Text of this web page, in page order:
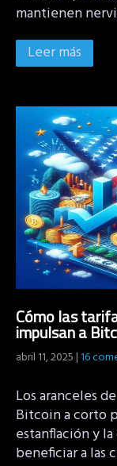
mantienen
Leer más
Cómo las
impulsan a
abril 11, 2025|16
Los aranceles
Bitcoin a corto
estanflación y
beneficiar a las